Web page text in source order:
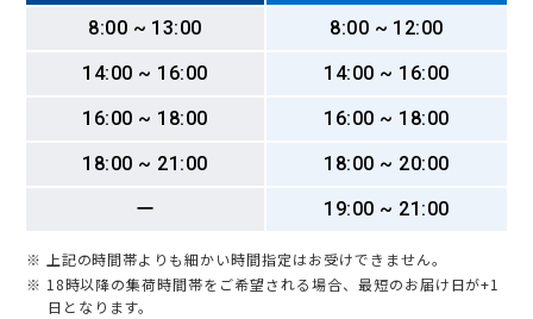
8:00 ~ 13:00
8:00 ~ 12:00
14:00 ~ 16:00
14:00 ~ 16:00
16:00 ~ 18:00
16:00 ~ 18:00
18:00 ~ 21:00
18:00 ~ 20:00
ー
19:00 ~ 21:00
※ 上記の時間帯よりも細かい時間指定はお受けできません。
※ 18時以降の集荷時間帯をご希望される場合、最短のお届け日が+1
日となります。